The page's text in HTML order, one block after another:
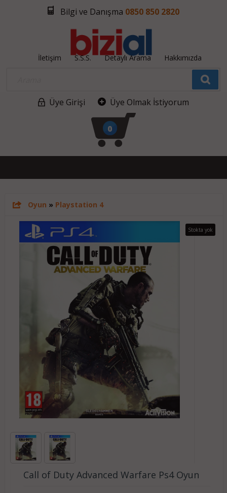
Bilgi ve Danışma 0850 850 2820
İletişim S.S.S. Detaylı Arama Hakkımızda
Üye Girişi Üye Olmak İstiyorum
0
Oyun » Playstation 4
Stokta yok
Call of Duty Advanced Warfare Ps4 Oyun